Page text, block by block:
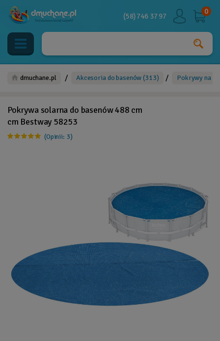
(58) 746 37 97
0
dmuchane.pl / Akcesoria do basenów(313) / Pokrywy na
Pokrywa solarna do basenów 488 cm
cm Bestway 58253
(Opinii: 3)